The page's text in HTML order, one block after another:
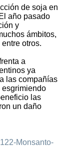
de soja en
año pasado
y
ámbitos,
otros.
a
ya
las compañías
esgrimiendo
las
un daño
Monsanto-